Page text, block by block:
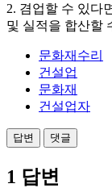
2. 겸업할 수 있다
및 실적을 합산할
문화재수리
건설업
문화재
건설업자
1 답변